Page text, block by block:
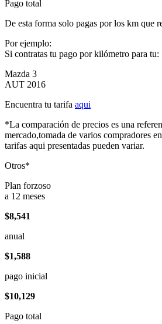
Pago total
De esta forma solo pagas por los km que
Por ejemplo:
Si contratas tu pago por kilómetro para tu:
Mazda 3
AUT 2016
Encuentra tu tarifa aqui
*La comparación de precios es una
mercado,tomada de varios compradores
tarifas aqui presentadas pueden variar.
Otros*
Plan forzoso
a 12 meses
$8,541
anual
$1,588
pago inicial
$10,129
Pago total